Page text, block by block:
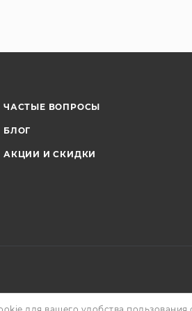
ЧАСТЫЕ ВОПРОСЫ
БЛОГ
АКЦИИ И СКИДКИ